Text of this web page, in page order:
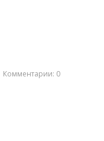
Комментарии: 0